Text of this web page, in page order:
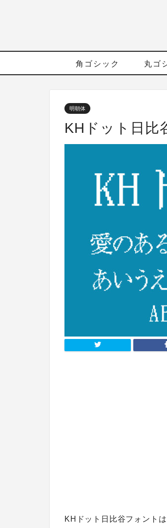
角ゴシック 丸ゴ
明朝体
KHドット日比
KHドット日比谷フォント